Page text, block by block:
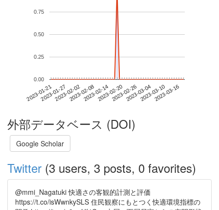
2023-01-212023-01-272023-02-022023-02-082023-02-142023-02-202023-02-262023-03-042023-03-102023-03-16
0.00
0.25
0.50
0.75
外部データベース (DOI)
Google Scholar
Twitter (3 users, 3 posts, 0 favorites)
@mmi_Nagatuki 快適さの客観的計測と評価
https://t.co/isWwnkySLS 住民観察にもとつく快適環境指標の